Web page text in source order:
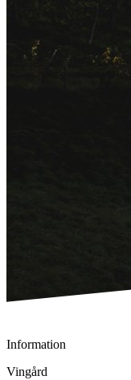
Information
Vingård